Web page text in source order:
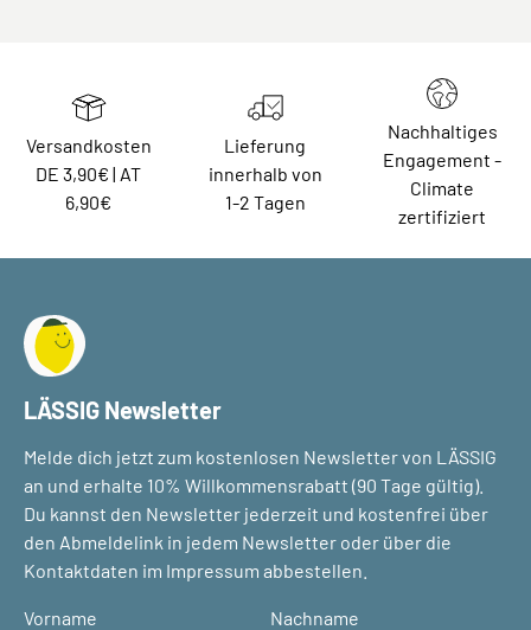
Versandkosten
DE 3,90€ | AT
6,90€
Lieferung
innerhalb von
1-2 Tagen
Nachhaltiges
Engagement -
Climate
zertifiziert
LÄSSIG Newsletter
Melde dich jetzt zum kostenlosen Newsletter von LÄSSIG
an und erhalte 10% Willkommensrabatt (90 Tage gültig).
Du kannst den Newsletter jederzeit und kostenfrei über
den Abmeldelink in jedem Newsletter oder über die
Kontaktdaten im Impressum abbestellen.
Vorname Nachname